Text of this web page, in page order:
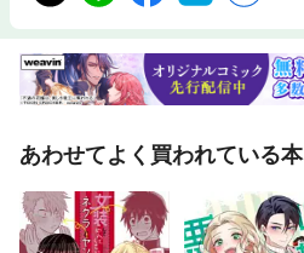
あわせてよく買われている本